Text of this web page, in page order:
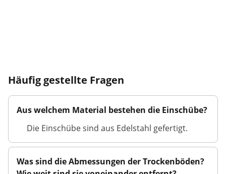
Häufig gestellte Fragen
Aus welchem Material bestehen die Einschübe?
Die Einschübe sind aus Edelstahl gefertigt.
Was sind die Abmessungen der Trockenböden?